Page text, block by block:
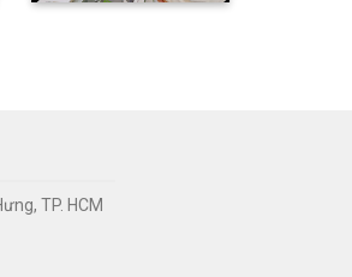
TP. HCM